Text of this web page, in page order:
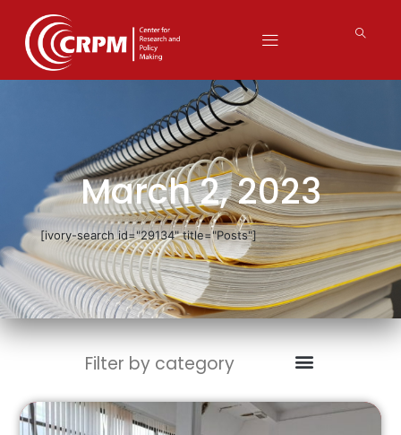
March 2, 2023
[ivory-search id="29134" title="Posts"]
Filter by category